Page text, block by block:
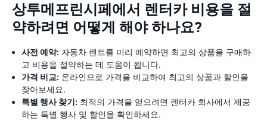
상투메프린시페에서 렌터카 비용을 절
약하려면 어떻게 해야 하나요?
사전 예약: 자동차 렌트를 미리 예약하면 최고의 상품을 구매하
고 비용을 절약하는 데 도움이 됩니다.
가격 비교: 온라인으로 가격을 비교하여 최고의 상품과 할인을
찾아보세요.
특별 행사 찾기: 최적의 가격을 얻으려면 렌터카 회사에서 제공
하는 특별 행사 및 할인을 확인하세요.